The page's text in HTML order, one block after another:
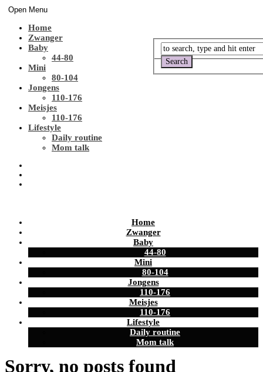
Open Menu
Home
Zwanger
Baby
44-80
Mini
80-104
Jongens
110-176
Meisjes
110-176
Lifestyle
Daily routine
Mom talk
Home
Zwanger
Baby
44-80
Mini
80-104
Jongens
110-176
Meisjes
110-176
Lifestyle
Daily routine
Mom talk
Sorry, no posts found